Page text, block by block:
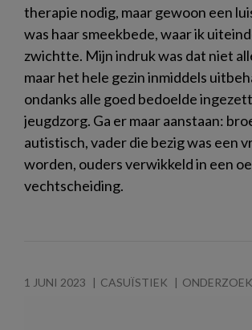
therapie nodig, maar gewoon een
was haar smeekbede, waar ik
zwichtte. Mijn indruk was dat niet
maar het hele gezin inmiddels
ondanks alle goed bedoelde
jeugdzorg. Ga er maar aanstaan:
autistisch, vader die bezig was een
worden, ouders verwikkeld in een
vechtscheiding.
1 JUNI 2023 CASUÏSTIEK ONDERZOEK